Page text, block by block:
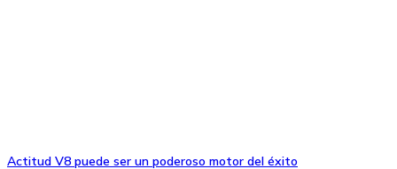
Actitud V8 puede ser un poderoso motor del éxito